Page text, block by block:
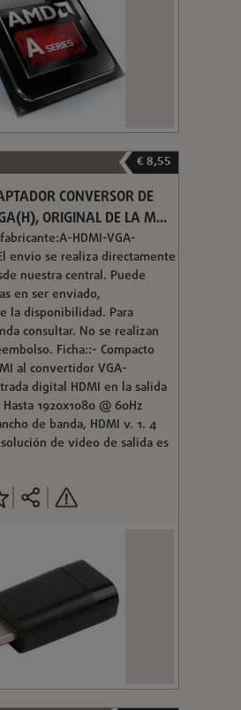
€ 8,55
CONVERSOR DE
ORIGINAL DE LA M...
HDMI-VGA-
envio se realiza directamente
nuestra central. Puede
en ser enviado,
la disponibilidad. Para
consultar. No se realizan
Ficha::- Compacto
al convertidor VGA-
digital HDMI en la salida
1920x1080 @ 60Hz
de banda, HDMI v. 1. 4
de vídeo de salida es